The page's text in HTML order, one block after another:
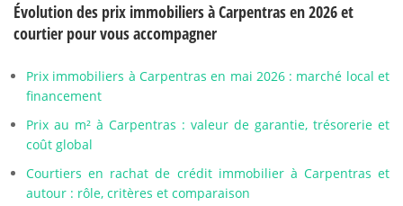
Évolution des prix immobiliers à Carpentras en 2026 et
courtier pour vous accompagner
Prix immobiliers à Carpentras en mai 2026 : marché local et
financement
Prix au m² à Carpentras : valeur de garantie, trésorerie et
coût global
Courtiers en rachat de crédit immobilier à Carpentras et
autour : rôle, critères et comparaison